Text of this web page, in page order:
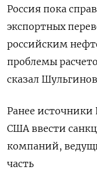
Россия пока
экспортных
российским
проблемы
сказал
Ранее источники
США ввести
компаний,
часть